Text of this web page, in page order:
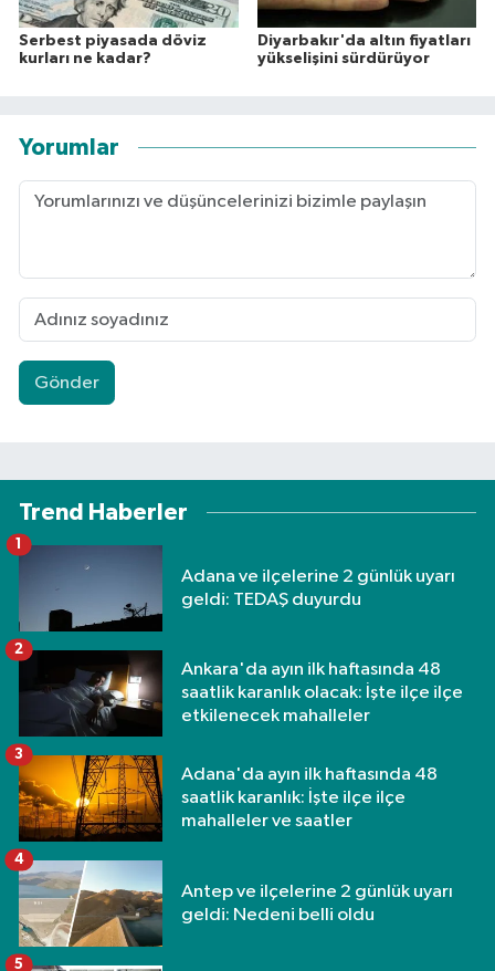
Serbest piyasada döviz
kurları ne kadar?
Diyarbakır'da altın fiyatları
yükselişini sürdürüyor
Yorumlar
Gönder
Trend Haberler
Adana ve ilçelerine 2 günlük uyarı
geldi: TEDAŞ duyurdu
1
Ankara'da ayın ilk haftasında 48
saatlik karanlık olacak: İşte ilçe ilçe
etkilenecek mahalleler
2
Adana'da ayın ilk haftasında 48
saatlik karanlık: İşte ilçe ilçe
mahalleler ve saatler
3
Antep ve ilçelerine 2 günlük uyarı
geldi: Nedeni belli oldu
4
5